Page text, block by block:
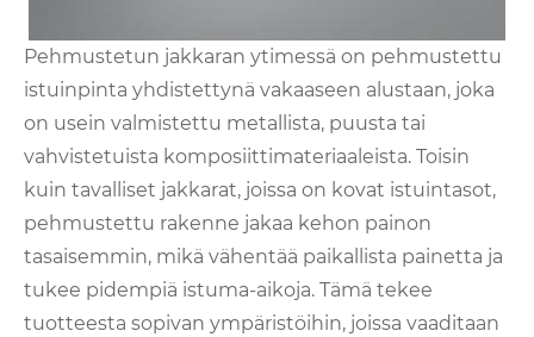
Pehmustetun jakkaran ytimessä on pehmustettu
istuinpinta yhdistettynä vakaaseen alustaan, joka
on usein valmistettu metallista, puusta tai
vahvistetuista komposiittimateriaaleista. Toisin
kuin tavalliset jakkarat, joissa on kovat istuintasot,
pehmustettu rakenne jakaa kehon painon
tasaisemmin, mikä vähentää paikallista painetta ja
tukee pidempiä istuma-aikoja. Tämä tekee
tuotteesta sopivan ympäristöihin, joissa vaaditaan